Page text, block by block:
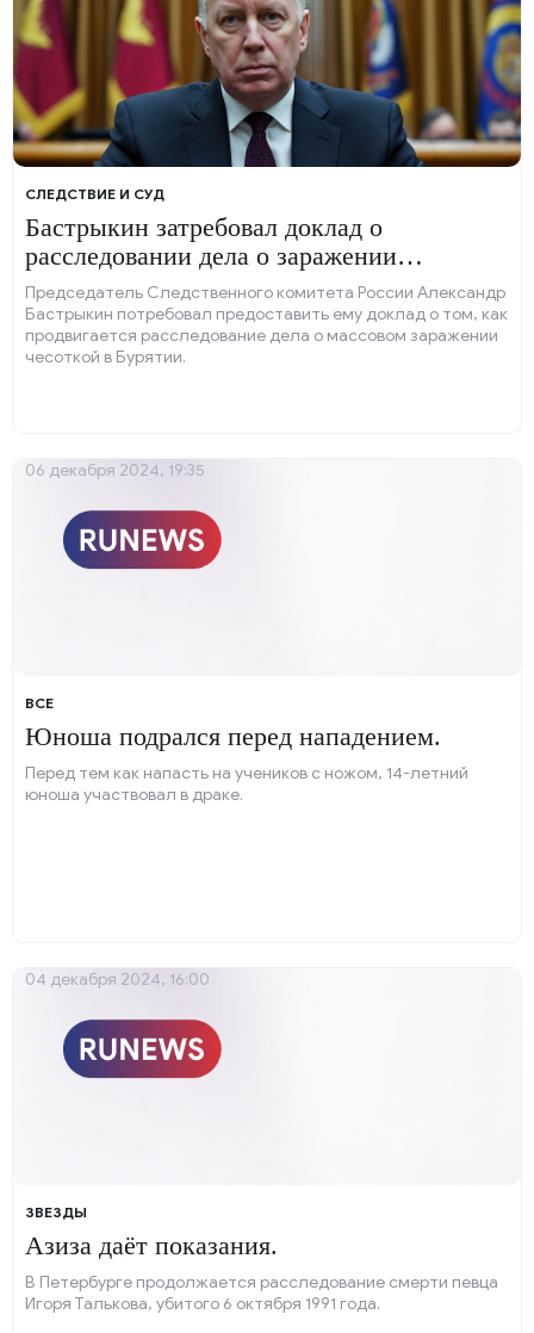
СЛЕДСТВИЕ И СУД
Бастрыкин затребовал доклад о
расследовании дела о заражении
чесоткой.
Председатель Следственного комитета России Александр
Бастрыкин потребовал предоставить ему доклад о том, как
продвигается расследование дела о массовом заражении
чесоткой в Бурятии.
ВСЕ
Юноша подрался перед нападением.
Перед тем как напасть на учеников с ножом, 14-летний
юноша участвовал в драке.
06 декабря 2024, 19:35
ЗВЕЗДЫ
Азиза даёт показания.
В Петербурге продолжается расследование смерти певца
Игоря Талькова, убитого 6 октября 1991 года.
04 декабря 2024, 16:00